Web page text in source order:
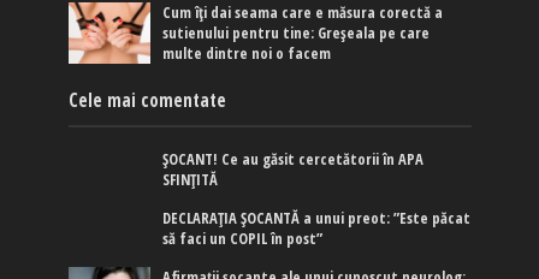
Cum îți dai seama care e măsura corectă a
sutienului pentru tine: Greșeala pe care
multe dintre noi o facem
Cele mai comentate
ȘOCANT! Ce au găsit cercetătorii în APA
SFINȚITĂ
DECLARAȚIA ȘOCANTĂ a unui preot: ”Este păcat
să faci un COPIL în post”